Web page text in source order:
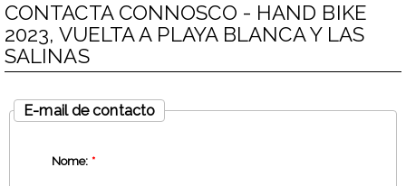
CONTACTA CONNOSCO - HAND BIKE
2023, VUELTA A PLAYA BLANCA Y LAS
SALINAS
E-mail de contacto
Nome: *